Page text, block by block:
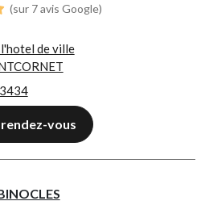
(sur 7 avis Google)
de ville
vous